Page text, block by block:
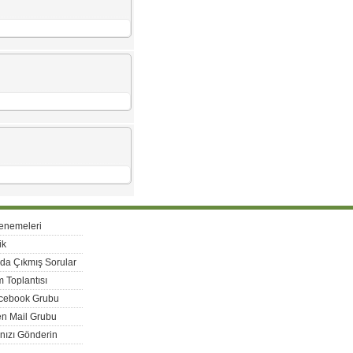
Çıkmış Sorular
Toplantısı
Grubu
Mail Grubu
Gönderin